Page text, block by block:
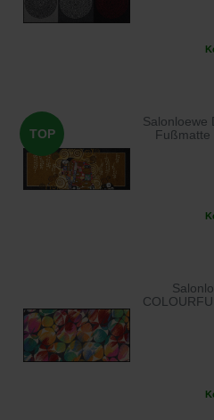
TOP
Salonloewe
Fußmatte